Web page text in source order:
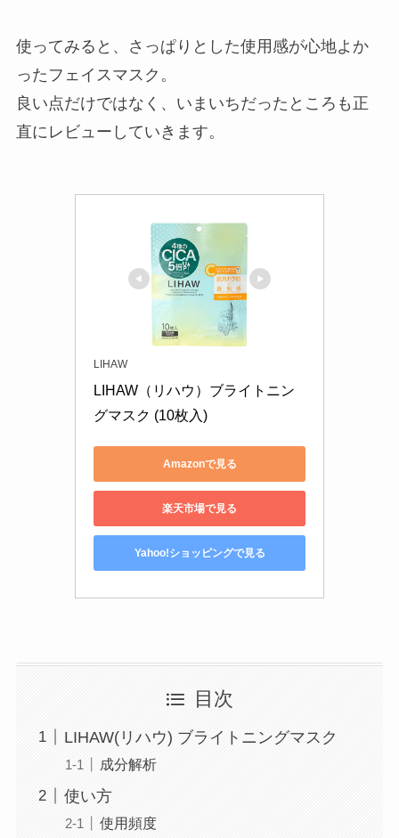
使ってみると、さっぱりとした使用感が心地よか
ったフェイスマスク。
良い点だけではなく、いまいちだったところも正
直にレビューしていきます。
LIHAW
LIHAW（リハウ）ブライトニン
グマスク (10枚入)
Amazonで見る
楽天市場で見る
Yahoo!ショッピングで見る
目次
LIHAW(リハウ) ブライトニングマスク
成分解析
使い方
使用頻度